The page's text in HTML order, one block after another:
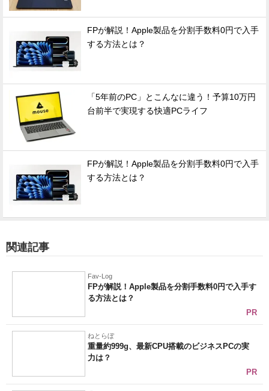
FPが解説！Apple製品を分割手数料0円で入手
する方法とは？
「5年前のPC」とこんなに違う！予算10万円
台前半で実現する快適PCライフ
FPが解説！Apple製品を分割手数料0円で入手
する方法とは？
関連記事
Fav-Log
FPが解説！Apple製品を分割手数料0円で入手す
る方法とは？
PR
ねとらぼ
重量約999g、最新CPU搭載のビジネスPCの実
力は？
PR